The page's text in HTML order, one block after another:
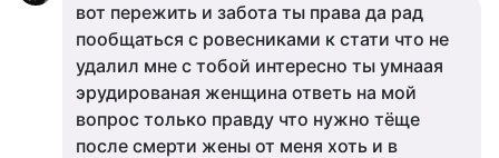
вот пережить и забота ты права да рад
пообщаться с ровесниками к стати что не
удалил мне с тобой интересно ты умнаая
эрудированая женщина ответь на мой
вопрос только правду что нужно тёще
после смерти жены от меня хоть и в